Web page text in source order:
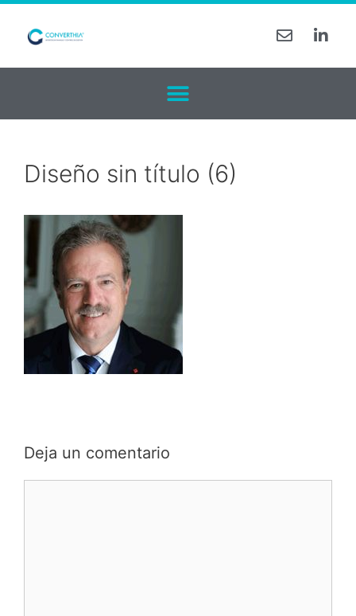
Diseño sin título (6)
Deja un comentario